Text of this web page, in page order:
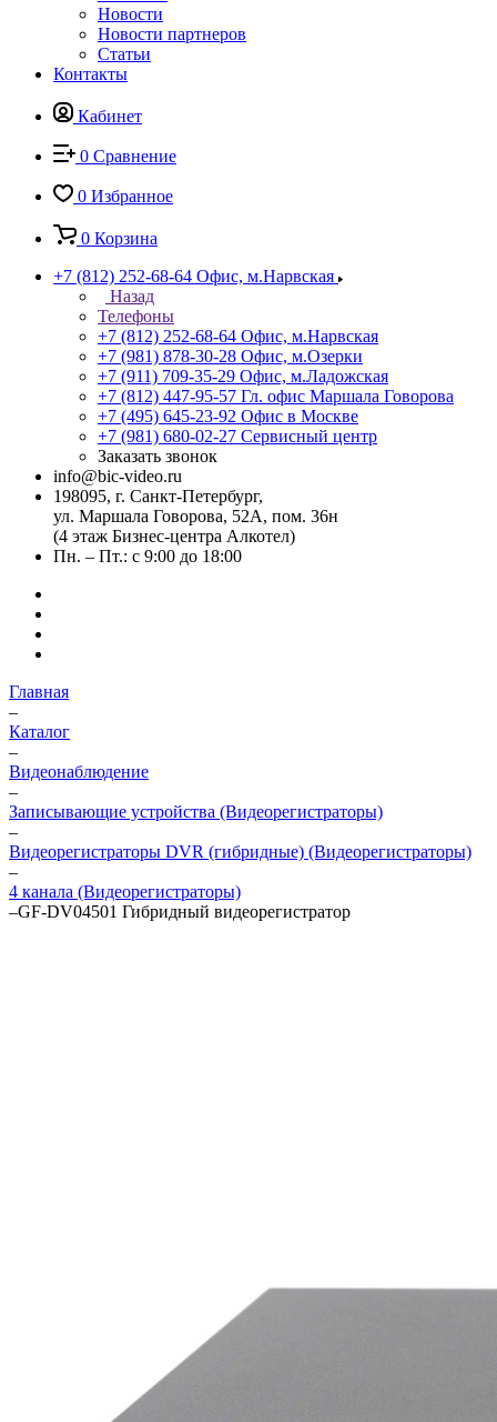
Новости
Новости партнеров
Статьи
Контакты
Кабинет
0 Сравнение
0 Избранное
0 Корзина
+7 (812) 252-68-64 Офис, м.Нарвская
Назад
Телефоны
+7 (812) 252-68-64 Офис, м.Нарвская
+7 (981) 878-30-28 Офис, м.Озерки
+7 (911) 709-35-29 Офис, м.Ладожская
+7 (812) 447-95-57 Гл. офис Маршала Говорова
+7 (495) 645-23-92 Офис в Москве
+7 (981) 680-02-27 Сервисный центр
Заказать звонок
info@bic-video.ru
198095, г. Санкт-Петербург,
ул. Маршала Говорова, 52А, пом. 36н
(4 этаж Бизнес-центра Алкотел)
Пн. – Пт.: с 9:00 до 18:00
Главная
–
Каталог
–
Видеонаблюдение
–
Записывающие устройства (Видеорегистраторы)
–
Видеорегистраторы DVR (гибридные) (Видеорегистраторы)
–
4 канала (Видеорегистраторы)
–GF-DV04501 Гибридный видеорегистратор